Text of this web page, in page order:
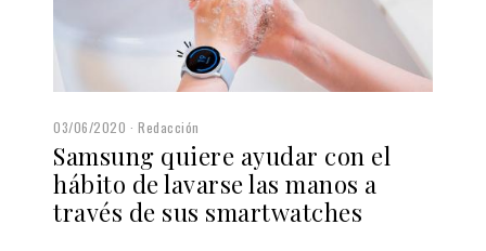
03/06/2020 Redacción
Samsung quiere ayudar con el
hábito de lavarse las manos a
través de sus smartwatches